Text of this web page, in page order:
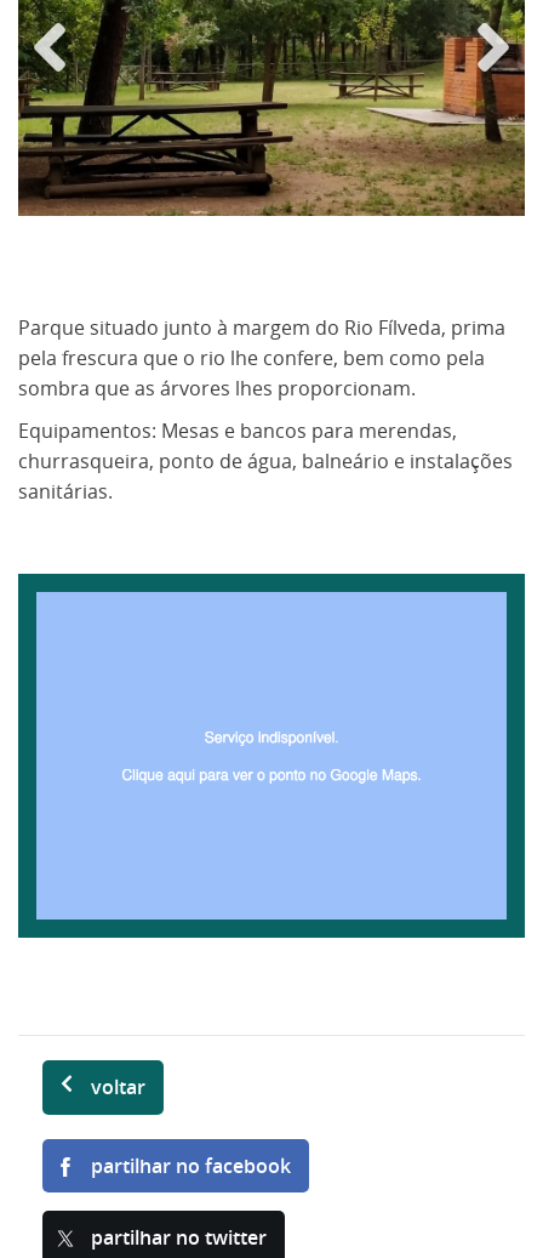
Anteri
or
Próxi
mo
Parque situado junto à margem do Rio Fílveda, prima
pela frescura que o rio lhe confere, bem como pela
sombra que as árvores lhes proporcionam.
Equipamentos: Mesas e bancos para merendas,
churrasqueira, ponto de água, balneário e instalações
sanitárias.
voltar
partilhar no facebook
partilhar no twitter